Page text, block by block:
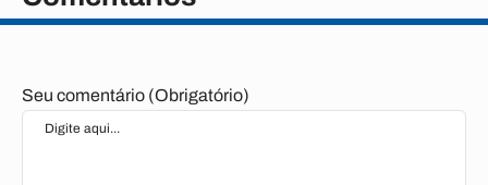
Seu comentário (Obrigatório)